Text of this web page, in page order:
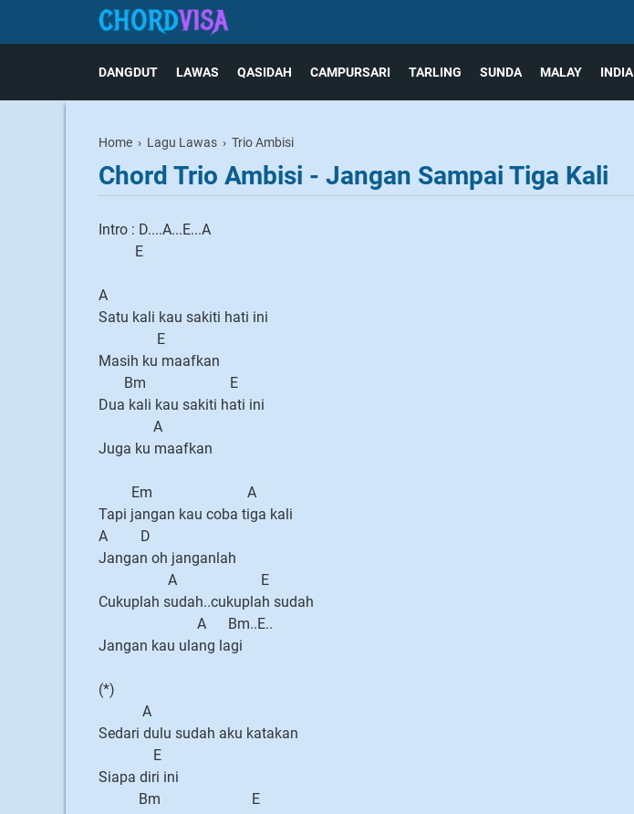
DANGDUT LAWAS QASIDAH CAMPURSARI TARLING SUNDA MALAY INDIA
Home › Lagu Lawas › Trio Ambisi
Chord Trio Ambisi - Jangan Sampai Tiga Kali
Intro : D....A...E...A
E
A
Satu kali kau sakiti hati ini
E
Masih ku maafkan
Bm E
Dua kali kau sakiti hati ini
A
Juga ku maafkan
Em A
Tapi jangan kau coba tiga kali
A D
Jangan oh janganlah
A E
Cukuplah sudah..cukuplah sudah
A Bm..E..
Jangan kau ulang lagi
(*)
A
Sedari dulu sudah aku katakan
E
Siapa diri ini
Bm E